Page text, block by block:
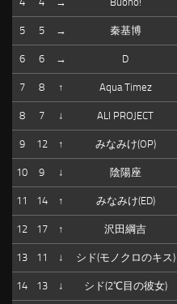
5 5 → 秦基博
6 6 → D
7 8 ↑ Aqua Timez
8 7 ↓ ALI PROJECT
9 12 ↑ みなみけ(OP)
10 9 ↓ 陰陽座
11 14 ↑ みなみけ(ED)
12 17 ↑ 沢田綱吉
13 11 ↓ シド(モノクロのキス)
14 13 ↓ シド(2℃目の彼女)